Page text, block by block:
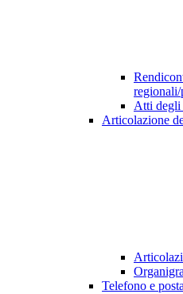
Atti degli
Articolazione
Telefono e